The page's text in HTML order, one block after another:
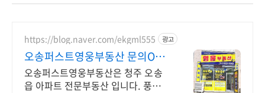
https://blog.naver.com/ekgml555 광고
오송퍼스트영웅부동산 문의O10
5428 2339
오송퍼스트영웅부동산은 청주 오송
읍 아파트 전문부동산 입니다. 풍부한